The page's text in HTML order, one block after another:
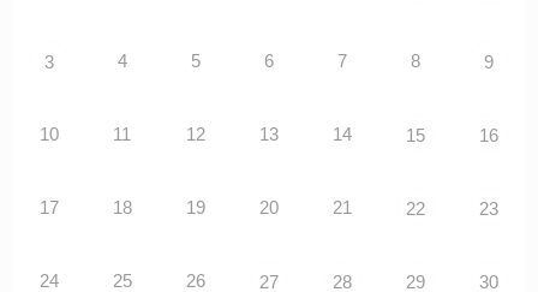
3 4 5 6 7 8 9
10 11 12 13 14 15 16
17 18 19 20 21 22 23
24 25 26 27 28 29 30